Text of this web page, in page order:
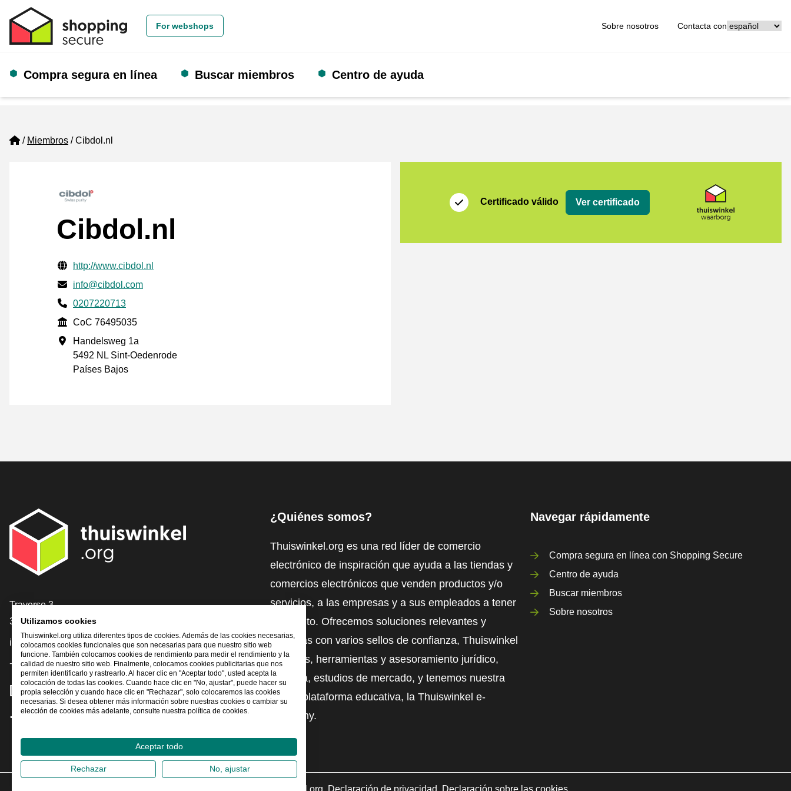
For webshops Sobre nosotros Contacta con
Compra segura en línea Buscar miembros Centro de ayuda
Home
Miembros Cibdol.nl
Cibdol.nl
Información de contacto verificada
Website URL
http://www.cibdol.nl
Envía un correo electrónico a
info@cibdol.com
Phone number
0207220713
CoC
CoC 76495035
Dirección de la empresa
Handelsweg 1a
5492 NL Sint-Oedenrode
Países Bajos
Certificado válido Ver certificado
[_General:Contact]
Traverse 3
3905 NL Veenendaal
info@thuiswinkel.org
+31 (0)318 64 85 75
[_General:SocialMediaTitle]
¿Quiénes somos?
Thuiswinkel.org es una red líder de comercio
electrónico de inspiración que ayuda a las tiendas y
comercios electrónicos que venden productos y/o
servicios, a las empresas y a sus empleados a tener
más éxito. Ofrecemos soluciones relevantes y
prácticas con varios sellos de confianza, Thuiswinkel
Reviews, herramientas y asesoramiento jurídico,
defensa, estudios de mercado, y tenemos nuestra
propia plataforma educativa, la Thuiswinkel e-
Academy.
Navegar rápidamente
Compra segura en línea con Shopping Secure
Centro de ayuda
Buscar miembros
Sobre nosotros
Thuiswinkel.org Declaración de privacidad Declaración sobre las cookies
Utilizamos cookies
Thuiswinkel.org utiliza diferentes tipos de cookies. Además de las cookies necesarias,
colocamos cookies funcionales que son necesarias para que nuestro sitio web
funcione. También colocamos cookies de rendimiento para medir el rendimiento y la
calidad de nuestro sitio web. Finalmente, colocamos cookies publicitarias que nos
permiten identificarlo y rastrearlo. Al hacer clic en "Aceptar todo", usted acepta la
colocación de todas las cookies. Cuando hace clic en "No, ajustar", puede hacer su
propia selección y cuando hace clic en "Rechazar", solo colocaremos las cookies
necesarias. Si desea obtener más información sobre nuestras cookies o cambiar su
elección de cookies más adelante, consulte nuestra política de cookies.
Aceptar todo
Rechazar No, ajustar